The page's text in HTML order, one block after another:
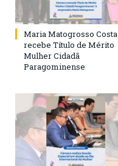
Maria Matogrosso Costa
recebe Título de Mérito
Mulher Cidadã
Paragominense